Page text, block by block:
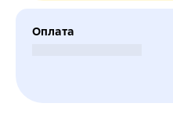
Оплата